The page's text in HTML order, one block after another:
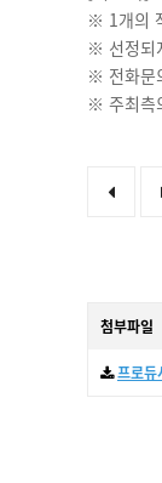
※ 1개의
※ 선정되
※ 전화문
※ 주최측
첨부파일
프로